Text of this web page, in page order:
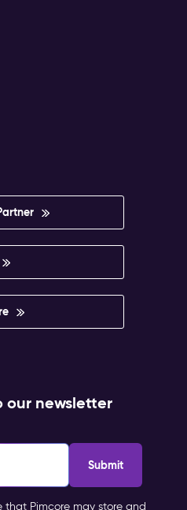
our newsletter
that Pimcore may store and